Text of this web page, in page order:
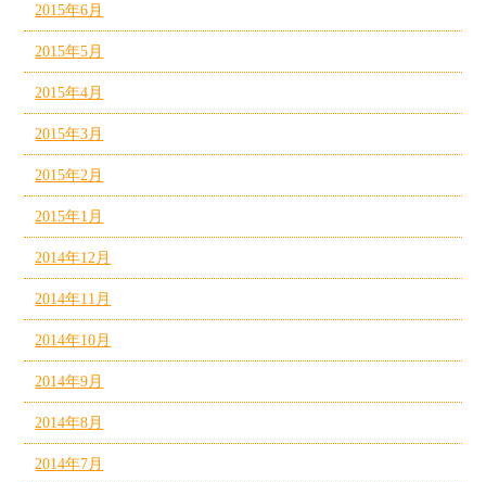
2015年6月
2015年5月
2015年4月
2015年3月
2015年2月
2015年1月
2014年12月
2014年11月
2014年10月
2014年9月
2014年8月
2014年7月